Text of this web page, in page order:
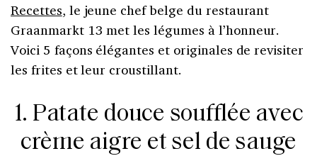
Recettes, le jeune chef belge du restaurant
Graanmarkt 13 met les légumes à l’honneur.
Voici 5 façons élégantes et originales de revisiter
les frites et leur croustillant.
1. Patate douce soufflée avec
crème aigre et sel de sauge